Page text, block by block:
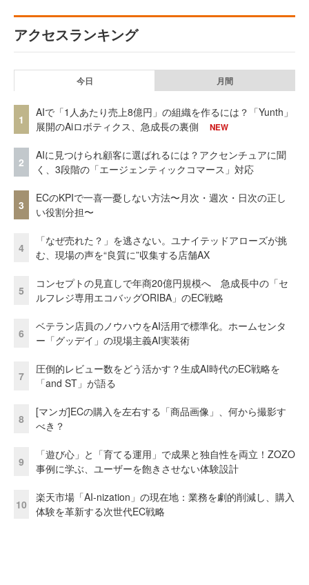
アクセスランキング
今日 月間
1
AIで「1人あたり売上8億円」の組織を作るには？「Yunth」
展開のAiロボティクス、急成長の裏側
NEW
2
AIに見つけられ顧客に選ばれるには？アクセンチュアに聞
く、3段階の「エージェンティックコマース」対応
3
ECのKPIで一喜一憂しない方法〜月次・週次・日次の正し
い役割分担〜
4
「なぜ売れた？」を逃さない。ユナイテッドアローズが挑
む、現場の声を“良質に”収集する店舗AX
5
コンセプトの見直しで年商20億円規模へ 急成長中の「セ
ルフレジ専用エコバッグORIBA」のEC戦略
6
ベテラン店員のノウハウをAI活用で標準化。ホームセンタ
ー「グッデイ」の現場主義AI実装術
7
圧倒的レビュー数をどう活かす？生成AI時代のEC戦略を
「and ST」が語る
8
[マンガ]ECの購入を左右する「商品画像」、何から撮影す
べき？
9
「遊び心」と「育てる運用」で成果と独自性を両立！ZOZO
事例に学ぶ、ユーザーを飽きさせない体験設計
10
楽天市場「AI-nization」の現在地：業務を劇的削減し、購入
体験を革新する次世代EC戦略